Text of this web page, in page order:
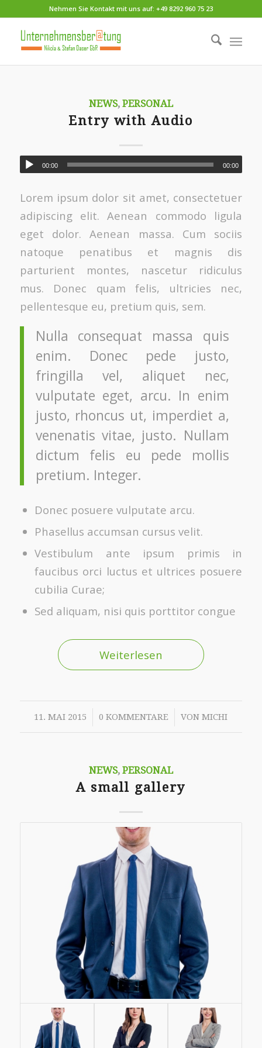
Nehmen Sie Kontakt mit uns auf: +49 8292 960 75 23
NEWS, PERSONAL
Entry with Audio
00:00 00:00
Lorem ipsum dolor sit amet, consectetuer
adipiscing elit. Aenean commodo ligula
eget dolor. Aenean massa. Cum sociis
natoque penatibus et magnis dis
parturient montes, nascetur ridiculus
mus. Donec quam felis, ultricies nec,
pellentesque eu, pretium quis, sem.
Nulla consequat massa quis
enim. Donec pede justo,
fringilla vel, aliquet nec,
vulputate eget, arcu. In enim
justo, rhoncus ut, imperdiet a,
venenatis vitae, justo. Nullam
dictum felis eu pede mollis
pretium. Integer.
Donec posuere vulputate arcu.
Phasellus accumsan cursus velit.
Vestibulum ante ipsum primis in
faucibus orci luctus et ultrices posuere
cubilia Curae;
Sed aliquam, nisi quis porttitor congue
Weiterlesen
11. MAI 2015
/ 0 KOMMENTARE
/ VONMICHI
NEWS, PERSONAL
A small gallery